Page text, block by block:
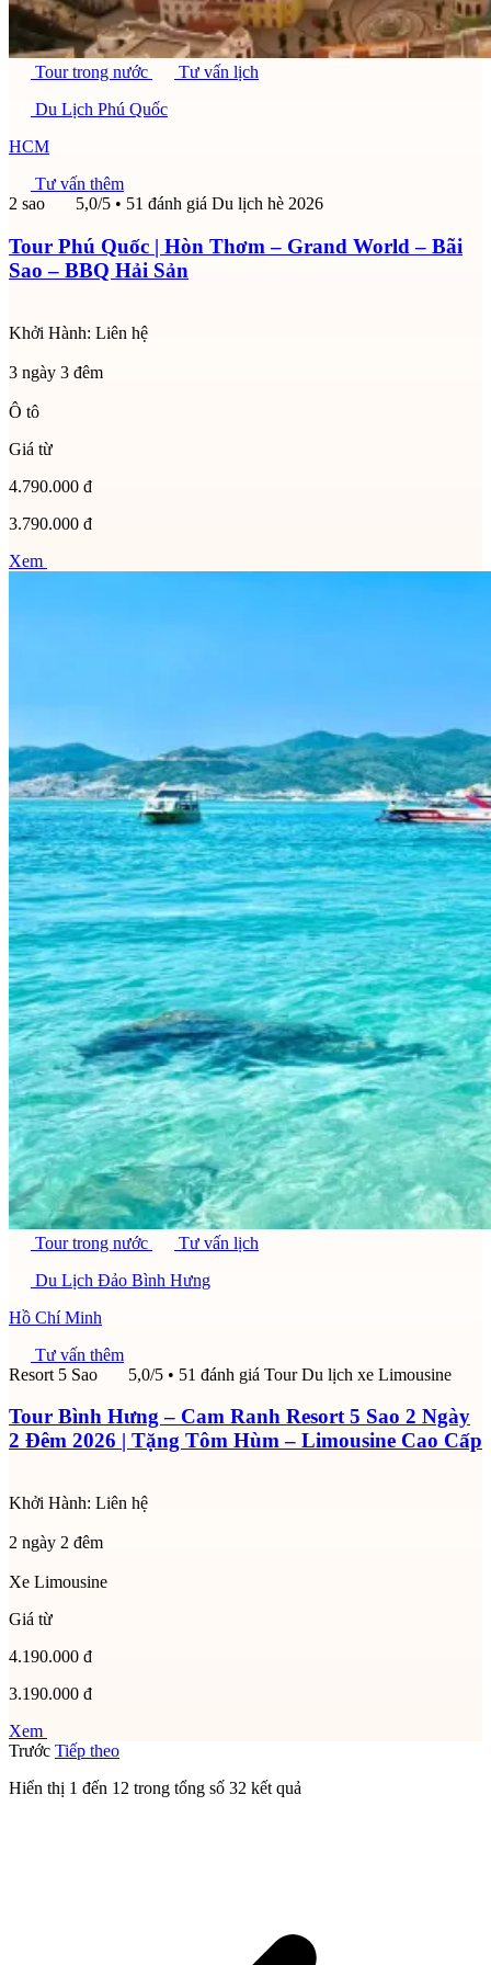
Tour trong nước
Tư vấn lịch
Du Lịch Phú Quốc
HCM
Tư vấn thêm
2 sao
5,0/5 • 51 đánh giá Du lịch hè 2026
Tour Phú Quốc | Hòn Thơm – Grand World – Bãi
Sao – BBQ Hải Sản
Khởi Hành: Liên hệ
3 ngày 3 đêm
Ô tô
Giá từ
4.790.000 đ
3.790.000 đ
Xem
Tour trong nước
Tư vấn lịch
Du Lịch Đảo Bình Hưng
Hồ Chí Minh
Tư vấn thêm
Resort 5 Sao
5,0/5 • 51 đánh giá Tour Du lịch xe Limousine
Tour Bình Hưng – Cam Ranh Resort 5 Sao 2 Ngày
2 Đêm 2026 | Tặng Tôm Hùm – Limousine Cao Cấp
Khởi Hành: Liên hệ
2 ngày 2 đêm
Xe Limousine
Giá từ
4.190.000 đ
3.190.000 đ
Xem
Trước Tiếp theo
Hiển thị 1 đến 12 trong tổng số 32 kết quả